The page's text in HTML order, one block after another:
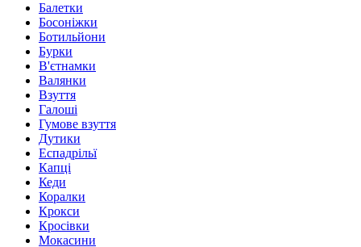
Балетки
Босоніжки
Ботильйони
Бурки
В'єтнамки
Валянки
Взуття
Галоші
Гумове взуття
Дутики
Еспадрільї
Капці
Кеди
Коралки
Крокси
Кросівки
Мокасини